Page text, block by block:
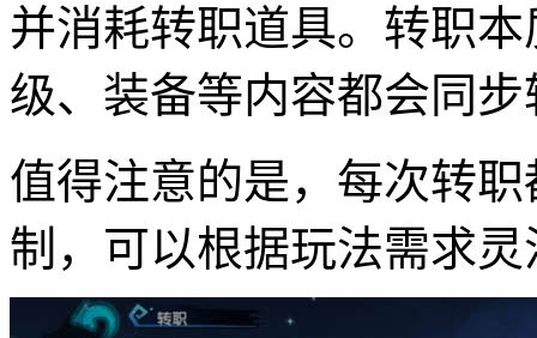
并消耗转职道具。转职
级、装备等内容都会同步
值得注意的是，每次转
制，可以根据玩法需求